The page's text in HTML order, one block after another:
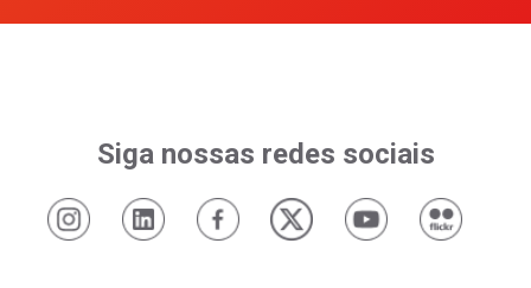
Siga nossas redes sociais